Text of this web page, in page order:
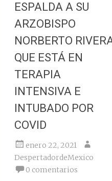
ESPALDA A SU
ARZOBISPO
NORBERTO
QUE ESTÁ EN
TERAPIA
INTENSIVA E
INTUBADO POR
COVID
enero 22, 2021
DespertadordeMexico
0 comentarios